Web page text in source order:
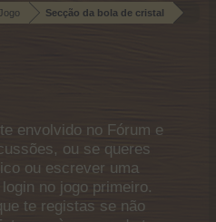
Secção da bola de cristal
envolvido no Fórum e
ou se queres
ou escrever uma
no jogo primeiro.
te registas se não